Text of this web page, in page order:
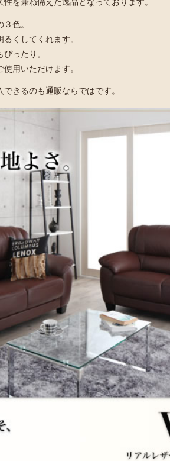
色。
くしてくれます。
ったり。
用いただけます。
きるのも通販ならではです。